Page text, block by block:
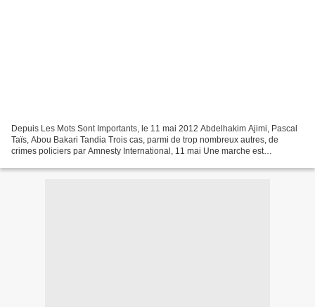
Depuis Les Mots Sont Importants, le 11 mai 2012 Abdelhakim Ajimi, Pascal
Taïs, Abou Bakari Tandia Trois cas, parmi de trop nombreux autres, de
crimes policiers par Amnesty International, 11 mai Une marche est